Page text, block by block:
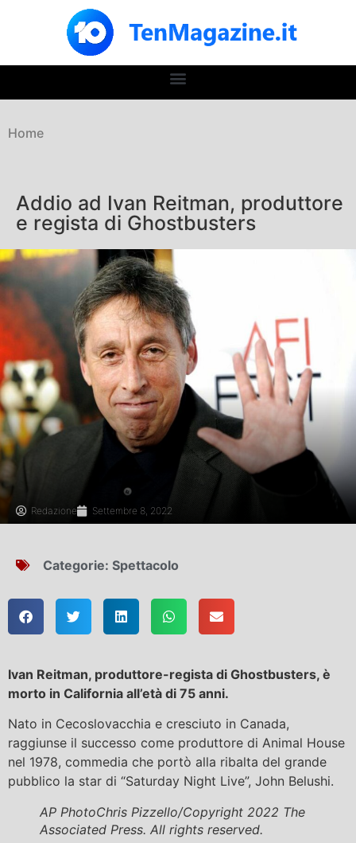
Home
Addio ad Ivan Reitman, produttore
e regista di Ghostbusters
Redazione Settembre 8, 2022
Categorie: Spettacolo
Ivan Reitman, produttore-regista di Ghostbusters, è
morto in California all’età di 75 anni.
Nato in Cecoslovacchia e cresciuto in Canada,
raggiunse il successo come produttore di Animal House
nel 1978, commedia che portò alla ribalta del grande
pubblico la star di “Saturday Night Live”, John Belushi.
AP PhotoChris Pizzello/Copyright 2022 The
Associated Press. All rights reserved.